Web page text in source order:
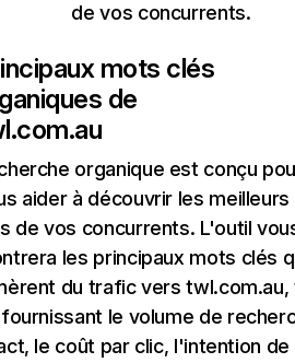
de vos concurrents.
mots clés
de
organique est conçu
aider à découvrir les
de vos concurrents. L'outil
les principaux mots clés
du trafic vers twl.com.au,
le volume de
le coût par clic, l'intention de